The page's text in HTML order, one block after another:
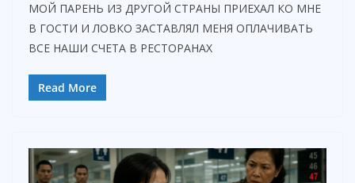
МОЙ ПАРЕНЬ ИЗ ДРУГОЙ СТРАНЫ ПРИЕХАЛ КО МНЕ
В ГОСТИ И ЛОВКО ЗАСТАВЛЯЛ МЕНЯ ОПЛАЧИВАТЬ
ВСЕ НАШИ СЧЕТА В РЕСТОРАНАХ
Read More